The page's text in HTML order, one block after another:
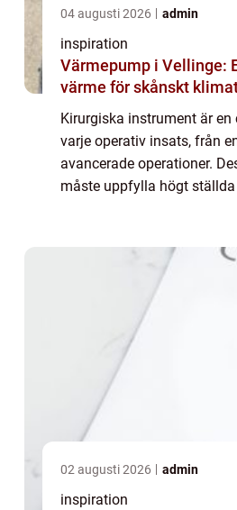
04 augusti 2026 admin
inspiration
Värmepump i Vellinge:
värme för skånskt
Kirurgiska instrument är en
varje operativ insats, från
avancerade operationer.
måste uppfylla högt
02 augusti 2026 admin
inspiration